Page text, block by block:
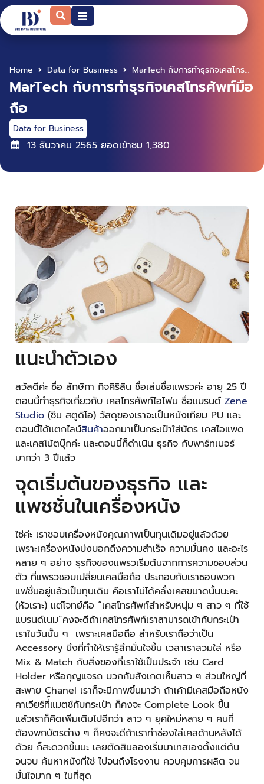
Home Data for Business MarTech กับการทำธุรกิจเคสโทรศัพท์มือถือ
MarTech กับการทำธุรกิจเคสโทรศัพท์มือ
ถือ
Data for Business
13 ธันวาคม 2565 ยอดเข้าชม 1,380
แนะนำตัวเอง
สวัสดีค่ะ ชื่อ ลักษิกา กิจศิริสิน ชื่อเล่นชื่อแพรวค่ะ อายุ 25 ปี
ตอนนี้ทำธุรกิจเกี่ยวกับ เคสโทรศัพท์ไอโฟน ชื่อแบรนด์ Zene
Studio (ซีน สตูดิโอ) วัสดุของเราจะเป็นหนังเทียม PU และ
ตอนนี้ได้แตกไลน์สินค้าออกมาเป็นกระเป๋าใส่บัตร เคสไอแพด
และเคสโน้ตบุ๊กค่ะ และตอนนี้ก็ดำเนิน ธุรกิจ กับพาร์ทเนอร์
มากว่า 3 ปีแล้ว
จุดเริ่มต้นของธุรกิจ และ
แพชชั่นในเครื่องหนัง
ใช่ค่ะ เราชอบเครื่องหนังคุณภาพเป็นทุนเดิมอยู่แล้วด้วย
เพราะเครื่องหนังบ่งบอกถึงความสำเร็จ ความมั่นคง และอะไร
หลาย ๆ อย่าง ธุรกิจของแพรวเริ่มต้นจากการความชอบส่วน
ตัว ที่แพรวชอบเปลี่ยนเคสมือถือ ประกอบกับเราชอบพวก
แฟชั่นอยู่แล้วเป็นทุนเดิม คือเราไม่ได้คลั่งเคสขนาดนั้นนะคะ
(หัวเราะ) แต่โจทย์คือ “เคสโทรศัพท์สำหรับหนุ่ม ๆ สาว ๆ ที่ใช้
แบรนด์เนม”คงจะดีถ้าเคสโทรศัพท์เราสามารถเข้ากับกระเป๋า
เราในวันนั้น ๆ เพราะเคสมือถือ สำหรับเราถือว่าเป็น
Accessory นึงที่ทำให้เรารู้สึกมั่นใจขึ้น เวลาเราสวมใส่ หรือ
Mix & Match กับสิ่งของที่เราใช้เป็นประจำ เช่น Card
Holder หรือกุญแจรถ บวกกับสังเกตเห็นสาว ๆ ส่วนใหญ่ที่
สะพาย Chanel เราก็จะมีภาพขึ้นมาว่า ถ้าเค้ามีเคสมือถือหนัง
คาเวียร์ที่์แมตช์กับกระเป๋า ก็คงจะ Complete Look ขึ้น
แล้วเราก็คิดเพิ่มเติมไปอีกว่า สาว ๆ ยุคใหม่หลาย ๆ คนที่
ต้องพกบัตรต่าง ๆ ก็คงจะดีถ้าเราทำช่องใส่เคสด้านหลังได้
ด้วย ก็สะดวกขึ้นนะ เลยตัดสินลองเริ่มมาเทสเองตั้งแต่ต้น
จนจบ ค้นหาหนังที่ใช่ ไปจนถึงโรงงาน ควบคุมการผลิต จน
มั่นใจมาก ๆ ในที่สุด